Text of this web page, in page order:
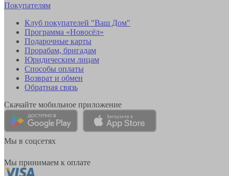
Покупателям
Клуб покупателей "Ваш Дом"
Программа «Новосёл»
Подарочные карты
Прорабам, бригадам
Юридическим лицам
Способы оплаты
Возврат и обмен
Обратная связь
Скачайте мобильное приложение
Мы в соцсетях
Мы принимаем к оплате